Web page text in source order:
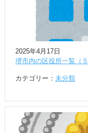
2025年4月17日
堺市内の区役所一覧（５
カテゴリー： 未分類